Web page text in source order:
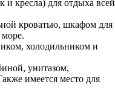
и кресла) для отдыха всей
кроватью, шкафом для
холодильником и
унитазом,
имеется место для